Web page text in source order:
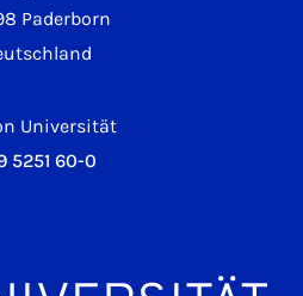
Paderborn
Universität
5251 60-0